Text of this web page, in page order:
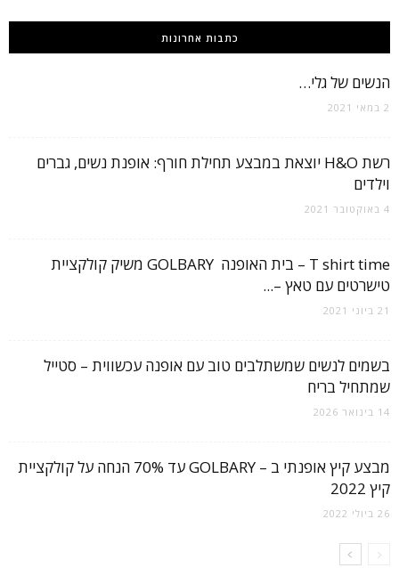
כתבות אחרונות
הנשים של גלי…
2 במאי 2021
רשת H&O יוצאת במבצע תחילת חורף: אופנת נשים, גברים
וילדים
4 באוקטובר 2021
T shirt time – בית האופנה GOLBARY משיק קולקציית
טישרטים עם טאץ –...
21 ביוני 2021
בשמים לנשים שמשתלבים טוב עם אופנה עכשווית – סטייל
שמתחיל בריח
14 בינואר 2026
מבצע קיץ אופנתי ב – GOLBARY עד 70% הנחה על קולקציית
קיץ 2022
26 ביולי 2022